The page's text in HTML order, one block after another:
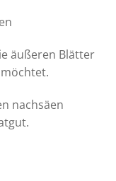
äußeren Blätter
nachsäen